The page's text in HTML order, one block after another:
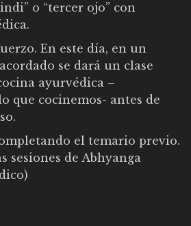
o “tercer ojo” con
En este día, en un
se dará un clase
ayurvédica –
que cocinemos- antes de
el temario previo.
sesiones de Abhyanga